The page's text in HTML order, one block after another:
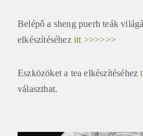
Belépő a sheng puerh teák
elkészítéséhez itt >>>>>>
Eszközöket a tea elkészítéséhez
választhat.